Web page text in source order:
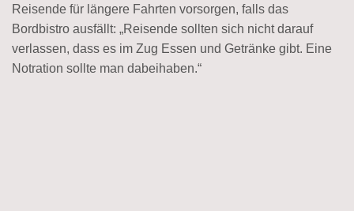
Reisende für längere Fahrten vorsorgen, falls das
Bordbistro ausfällt: „Reisende sollten sich nicht darauf
verlassen, dass es im Zug Essen und Getränke gibt. Eine
Notration sollte man dabeihaben.“